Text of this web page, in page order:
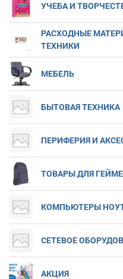
УЧЕБА И
РАСХОДНЫЕ
ТЕХНИКИ
МЕБЕЛЬ
БЫТОВАЯ ТЕХНИКА
ПЕРИФЕРИЯ И
ТОВАРЫ ДЛЯ
КОМПЬЮТЕРЫ
СЕТЕВОЕ
АКЦИЯ